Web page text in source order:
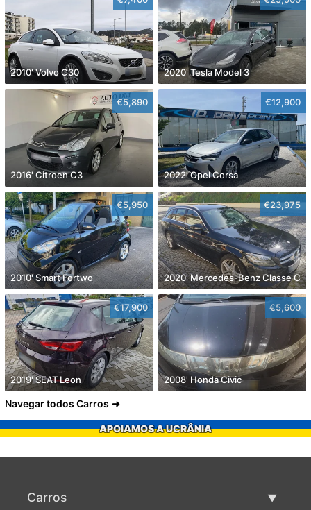
2010' Volvo C30 2020' Tesla Model 3
€5,890
2016' Citroen C3
€12,900
2022' Opel Corsa
€5,950
2010' Smart Fortwo
€23,975
2020' Mercedes-Benz Classe C
€17,900
2019' SEAT Leon
€5,600
2008' Honda Civic
Navegar todos Carros
APOIAMOS A UCRÂNIA
Carros